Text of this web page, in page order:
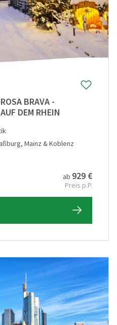
BRAVA -
DEM RHEIN
Mainz & Koblenz
ab 929 €
Preis p.P.